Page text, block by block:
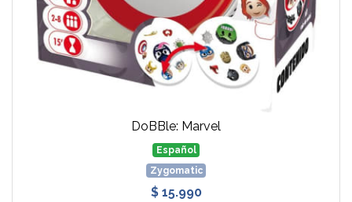
DoBBle: Marvel
Español
Zygomatic
$ 15.990